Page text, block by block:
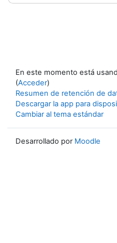
En este momento está
(Acceder)
Resumen de retención de
Descargar la app para
Cambiar al tema estándar
Desarrollado por Moodle